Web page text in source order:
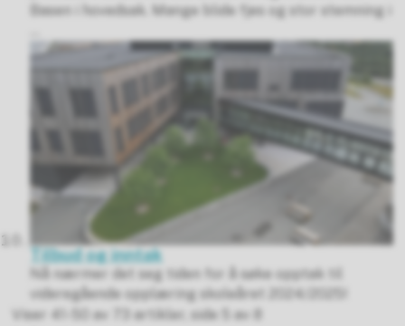
Basen i hovedsak. Mange blide fjes og stor stemning i
Tilbud og inntak
Nå nærmer det seg tiden for å søke opptak til
videregående opplæring skoleåret 2024/2025!
Viser
41-50 av artikler, side av